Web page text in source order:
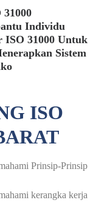
Individu
ISO 31000 Untuk
Sistem
ISO
Prinsip-Prinsip
kerangka kerja